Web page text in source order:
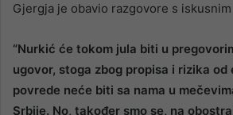
Gjergja je obavio razgovore s
“Nurkić će tokom jula biti u
ugovor, stoga zbog propisa i rizika od
povrede neće biti sa nama u
Srbije. No, također smo se, na